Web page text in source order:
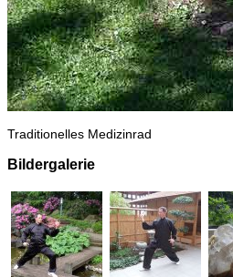
Traditionelles Medizinrad
Bildergalerie